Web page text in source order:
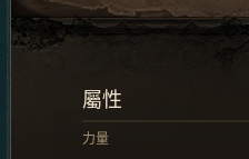
屬性
力量